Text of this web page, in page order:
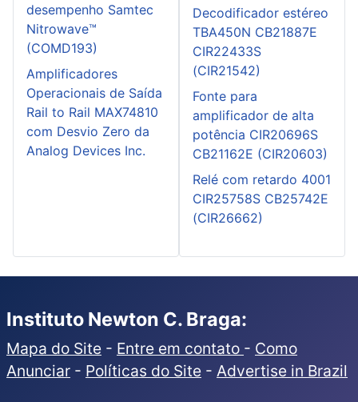
desempenho Samtec
Nitrowave™
(COMD193)
Amplificadores
Operacionais de Saída
Rail to Rail MAX74810
com Desvio Zero da
Analog Devices Inc.
Decodificador estéreo
TBA450N CB21887E
CIR22433S
(CIR21542)
Fonte para
amplificador de alta
potência CIR20696S
CB21162E (CIR20603)
Relé com retardo 4001
CIR25758S CB25742E
(CIR26662)
Instituto Newton C. Braga:
Mapa do Site - Entre em contato - Como
Anunciar - Políticas do Site - Advertise in Brazil